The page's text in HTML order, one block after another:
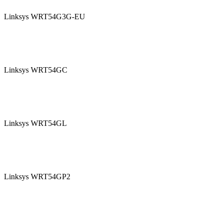
Linksys WRT54G3G-EU
Linksys WRT54GC
Linksys WRT54GL
Linksys WRT54GP2